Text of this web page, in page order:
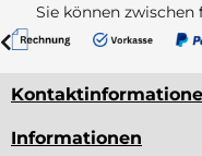
Sie können
Informationen